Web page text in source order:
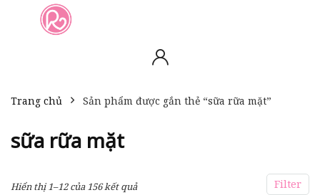
Trang chủ Sản phẩm được gắn thẻ “sữa rữa mặt”
sữa rữa mặt
Filter
Hiển thị 1–12 của 156 kết quả